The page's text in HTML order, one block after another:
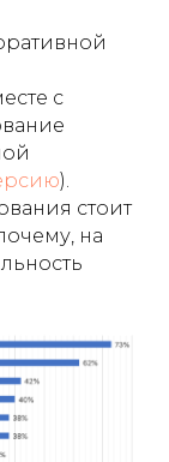
с
).
стоит
на